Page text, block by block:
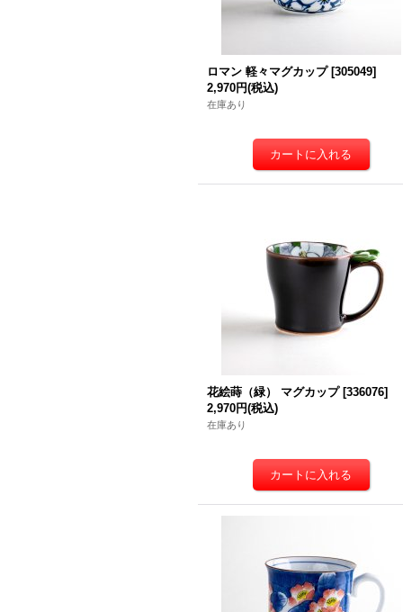
ロマン 軽々マグカップ [305049]
2,970円(税込)
在庫あり
花絵蒔（緑） マグカップ [336076]
2,970円(税込)
在庫あり